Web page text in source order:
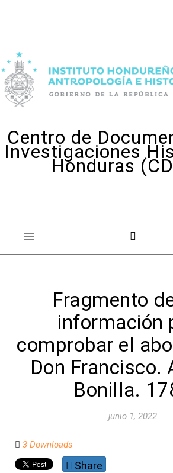
Centro de
Investigaciones
Honduras
Fragmento
información
comprobar el
Don Francisco.
Bonilla.
junio 1, 2022
3 Downloads
Share